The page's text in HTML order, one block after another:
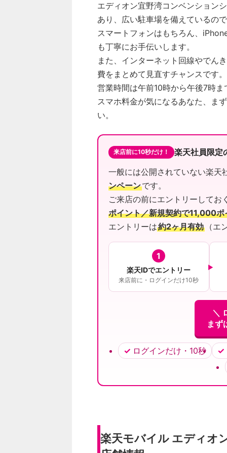
エディオン宜野湾コンベンション
あり、広い駐車場を備えているの
スマートフォンはもちろん、
も丁寧にお手伝いします。
また、インターネット回線やでん
費をまとめて見直すチャンスです。
営業時間は午前10時から午後7時
スマホ料金が気になるあなた、ま
い。
来店前に10秒だけ！
楽天社員限定
一般には公開されていない楽天
ンペーンです。
ご来店の前にエントリーしてお
ポイント／新規契約で11,000ポ
エントリーは約2ヶ月有効 （
1
楽天IDでエントリー
来店前に・ログインだけ10秒
＼
まず
ログインだけ・10秒
楽天モバイル エディオ